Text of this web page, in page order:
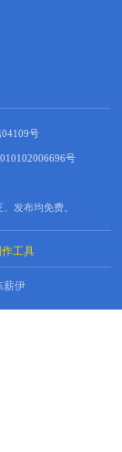
号
号
发布均免费。
工具
薪伊